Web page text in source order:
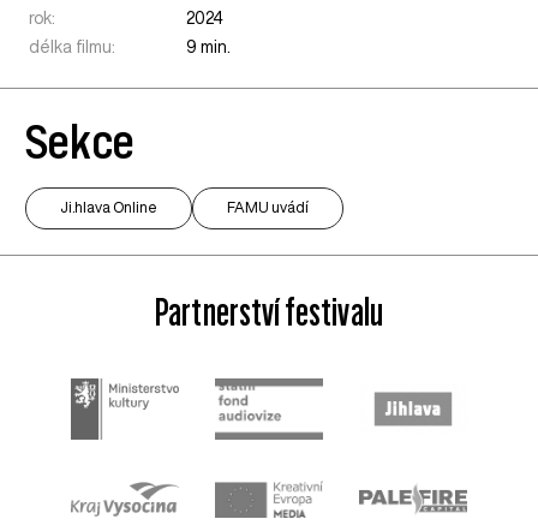
rok:
2024
délka filmu:
9 min.
Sekce
Ji.hlava Online FAMU uvádí
Partnerství festivalu